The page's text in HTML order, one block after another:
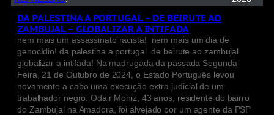
DA PALESTINA A PORTUGAL – DE BEIRUTE AO
ZAMBUJAL – GLOBALIZAR A INTIFADA
nem mais um assassinato racista! nem mais um dia de
genocídio! da palestina a portugal de beirute ao zambujal
globalizar a intifada! Na madrugada da passada Segunda-
Feira, 21 de Outubro de 2024, o Estado Português levou
novamente a cabo uma execução extra-judicial de um
trabalhador negro. Odair Moniz, 43 anos, residente do bairro
do Zambujal na Amadora, foi alvejado por um agente da PSP